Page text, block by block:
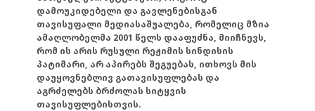
დამოუკიდებელი და გავლენებისგან
თავისუფალი მედიასაშუალება, რომელიც მზია
ამაღლობელმა 2001 წელს დააფუძნა, მიიჩნევს,
რომ ის არის რუსული რეჟიმის სინდისის
პატიმარი, არ აპირებს შეგუებას, ითხოვს მის
დაუყოვნებლივ გათავისუფლებას და
აგრძელებს ბრძოლას სიტყვის
თავისუფლებისთვის.